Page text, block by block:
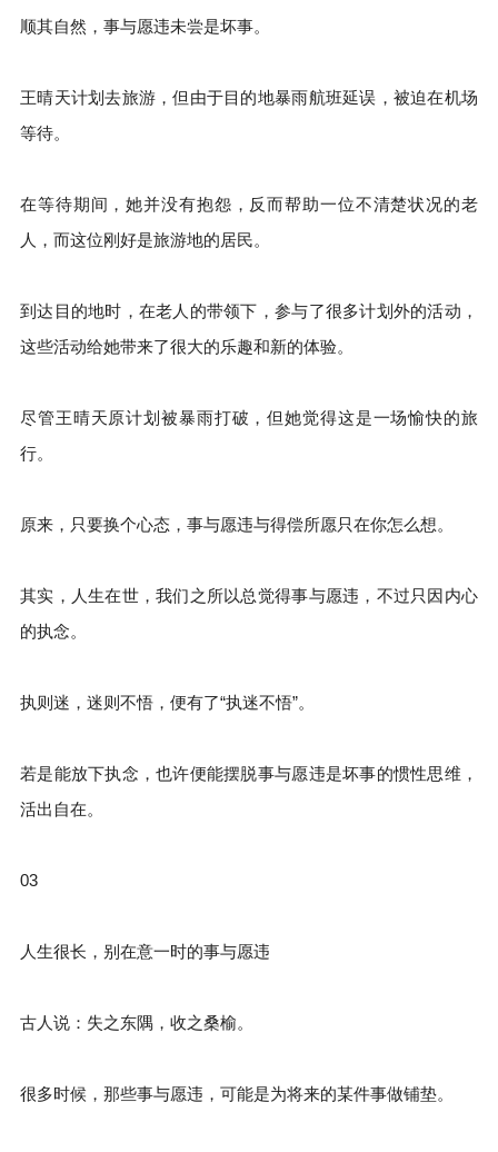
顺其自然，事与愿违未尝是坏事。
王晴天计划去旅游，但由于目的地暴雨航班延误，被迫在机场
等待。
在等待期间，她并没有抱怨，反而帮助一位不清楚状况的老
人，而这位刚好是旅游地的居民。
到达目的地时，在老人的带领下，参与了很多计划外的活动，
这些活动给她带来了很大的乐趣和新的体验。
尽管王晴天原计划被暴雨打破，但她觉得这是一场愉快的旅
行。
原来，只要换个心态，事与愿违与得偿所愿只在你怎么想。
其实，人生在世，我们之所以总觉得事与愿违，不过只因内心
的执念。
执则迷，迷则不悟，便有了“执迷不悟”。
若是能放下执念，也许便能摆脱事与愿违是坏事的惯性思维，
活出自在。
03
人生很长，别在意一时的事与愿违
古人说：失之东隅，收之桑榆。
很多时候，那些事与愿违，可能是为将来的某件事做铺垫。